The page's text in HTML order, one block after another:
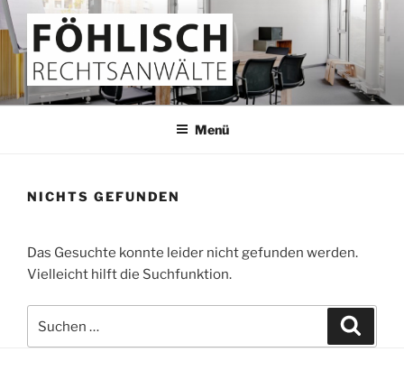
Zum
Inhalt
springen
FÖHLISCH
Rechtsanwälte
Menü
NICHTS GEFUNDEN
Das Gesuchte konnte leider nicht gefunden werden.
Vielleicht hilft die Suchfunktion.
nach: